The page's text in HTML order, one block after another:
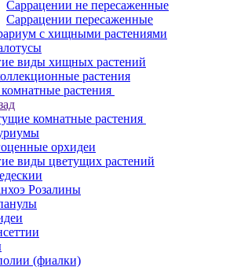
Саррацении не пересаженные
Саррацении пересаженные
с хищными растениями
виды хищных растений
растения
растения
комнатные растения
орхидеи
виды цветущих растений
Розалины
(фиалки)